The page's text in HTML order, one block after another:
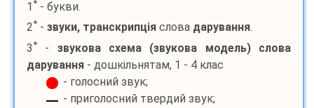
1 * - букви.
2* - звуки, транскрипція слова дарування.
3* - звукова схема (звукова модель) слова
дарування - дошкільнятам, 1 - 4 клас
- голосний звук;
- приголосний твердий звук;